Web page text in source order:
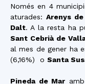
Només en 4
aturades: Arenys
Dalt. A la resta ha
Sant Cebrià de
al mes de gener ha
(6,16%) o Santa
Pineda de Mar